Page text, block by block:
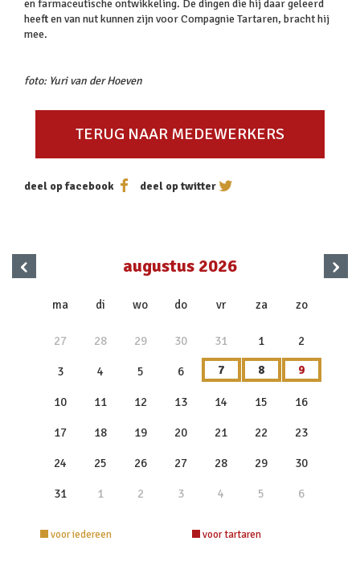
en farmaceutische ontwikkeling. De dingen die hij daar geleerd
heeft en van nut kunnen zijn voor Compagnie Tartaren, bracht hij
mee.
foto: Yuri van der Hoeven
TERUG NAAR MEDEWERKERS
deel op facebook deel op twitter
‹ augustus 2026
ma di wo do vr za zo
27 28 29 30 31 1 2
3 4 5 6 7 8 9
10 11 12 13 14 15 16
17 18 19 20 21 22 23
24 25 26 27 28 29 30
31 1 2 3 4 5 6
›
voor iedereen voor tartaren